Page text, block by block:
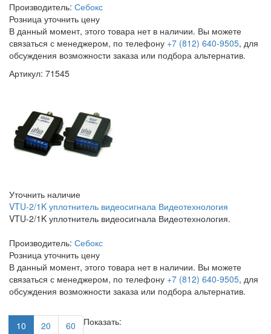
Производитель: Себокс
Розница уточнить цену
В данный момент, этого товара нет в наличии. Вы можете
связаться с менеджером, по телефону +7 (812) 640-9505, для
обсуждения возможности заказа или подбора альтернатив.
Артикул: 71545
Уточнить наличие
VTU-2/1K уплотнитель видеосигнала Видеотехнология
VTU-2/1K уплотнитель видеосигнала Видеотехнология.
Производитель: Себокс
Розница уточнить цену
В данный момент, этого товара нет в наличии. Вы можете
связаться с менеджером, по телефону +7 (812) 640-9505, для
обсуждения возможности заказа или подбора альтернатив.
Показать:
10 20 60